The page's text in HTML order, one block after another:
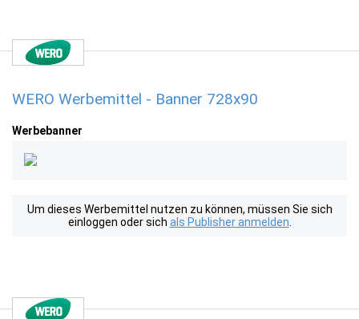
WERO Werbemittel - Banner 728x90
Werbebanner
Um dieses Werbemittel nutzen zu können, müssen Sie sich
einloggen oder sich als Publisher anmelden